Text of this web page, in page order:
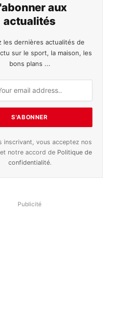
aux
actualités
les dernières actualités de
sur le sport, la maison, les
bons plans ...
inscrivant, vous acceptez nos
notre accord de Politique de
confidentialité.
Publicité